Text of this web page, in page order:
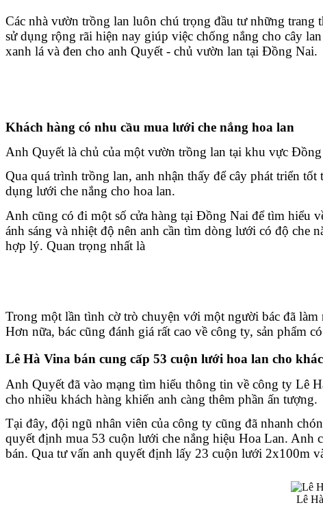
Các nhà vườn trồng lan luôn chú trọng đầu tư những
sử dụng rộng rãi hiện nay giúp việc chống nắng cho cây
xanh lá và đen cho anh Quyết - chủ vườn lan tại Đồng Nai.
Khách hàng có nhu cầu mua lưới che nắng hoa lan
Anh Quyết là chủ của một vườn trồng lan tại khu vực
Qua quá trình trồng lan, anh nhận thấy để cây phát triển
dụng lưới che nắng cho hoa lan.
Anh cũng có đi một số cửa hàng tại Đồng Nai để tìm hiểu
ánh sáng và nhiệt độ nên anh cần tìm dòng lưới có độ che
hợp lý. Quan trọng nhất là
Trong một lần tình cờ trò chuyện với một người bác đã
Hơn nữa, bác cũng đánh giá rất cao về công ty, sản phẩm
Lê Hà Vina bán cung cấp 53 cuộn lưới hoa lan cho
Anh Quyết đã vào mạng tìm hiểu thông tin về công ty Lê
cho nhiều khách hàng khiến anh càng thêm phần ấn tượng.
Tại đây, đội ngũ nhân viên của công ty cũng đã nhanh
quyết định mua 53 cuộn lưới che nắng hiệu Hoa Lan. Anh
bán. Qua tư vấn anh quyết định lấy 23 cuộn lưới 2x100m
Lê